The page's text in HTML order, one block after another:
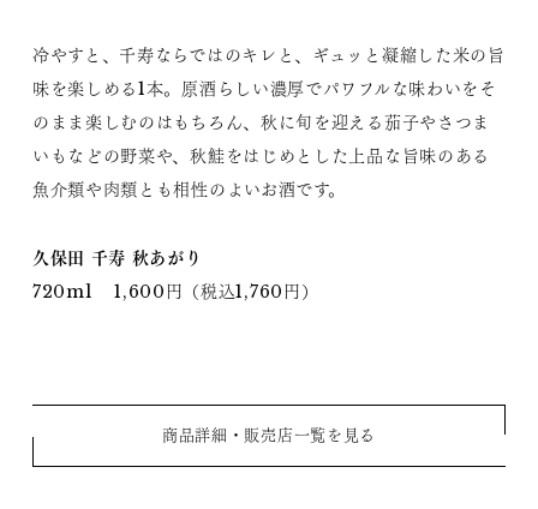
冷やすと、千寿ならではのキレと、ギュッと凝縮した米の旨
味を楽しめる1本。原酒らしい濃厚でパワフルな味わいをそ
のまま楽しむのはもちろん、秋に旬を迎える茄子やさつま
いもなどの野菜や、秋鮭をはじめとした上品な旨味のある
魚介類や肉類とも相性のよいお酒です。
久保田 千寿 秋あがり
720ml 1,600円（税込1,760円）
商品詳細・販売店一覧を見る